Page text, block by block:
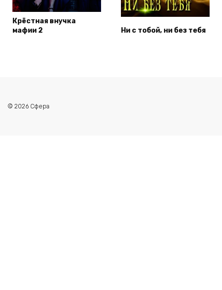
Крёстная внучка
мафии 2
Ни с тобой, ни без тебя
© 2026 Сфера